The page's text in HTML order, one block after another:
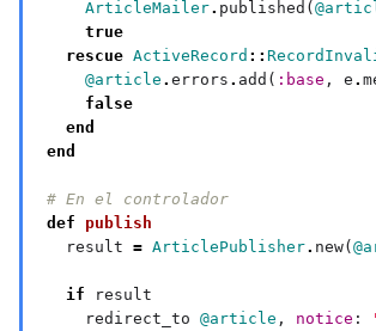
ArticleMailer. published(
true
rescue ActiveRecord ::
@article . errors . add( :base , e .
false
end
end
# En el controlador
def
publish
  result
= ArticlePublisher. new(
if
    redirect_to
@article , notice :